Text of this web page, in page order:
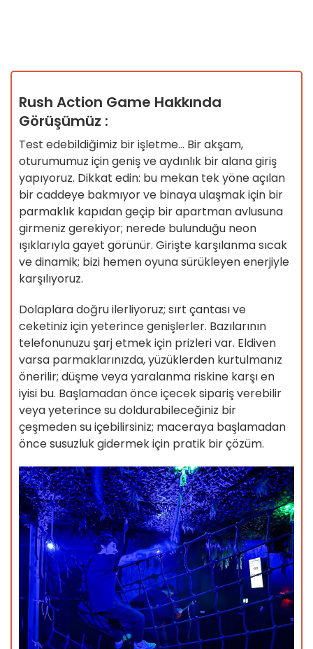
Rush Action Game Hakkında
Görüşümüz :
Test edebildiğimiz bir işletme... Bir akşam,
oturumumuz için geniş ve aydınlık bir alana giriş
yapıyoruz. Dikkat edin: bu mekan tek yöne açılan
bir caddeye bakmıyor ve binaya ulaşmak için bir
parmaklık kapıdan geçip bir apartman avlusuna
girmeniz gerekiyor; nerede bulunduğu neon
ışıklarıyla gayet görünür. Girişte karşılanma sıcak
ve dinamik; bizi hemen oyuna sürükleyen enerjiyle
karşılıyoruz.
Dolaplara doğru ilerliyoruz; sırt çantası ve
ceketiniz için yeterince genişlerler. Bazılarının
telefonunuzu şarj etmek için prizleri var. Eldiven
varsa parmaklarınızda, yüzüklerden kurtulmanız
önerilir; düşme veya yaralanma riskine karşı en
iyisi bu. Başlamadan önce içecek sipariş verebilir
veya yeterince su doldurabileceğiniz bir
çeşmeden su içebilirsiniz; maceraya başlamadan
önce susuzluk gidermek için pratik bir çözüm.